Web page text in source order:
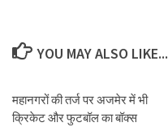
YOU MAY ALSO LIKE...
महानगरों की तर्ज पर अजमेर में भी
क्रिकेट और फुटबॉल का बॉक्स